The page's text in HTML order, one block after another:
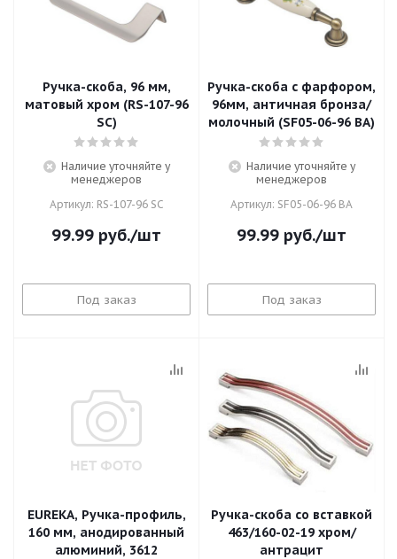
Ручка-скоба, 96 мм,
матовый хром (RS-107-96
SC)
Наличие уточняйте у
менеджеров
Артикул: RS-107-96 SC
99.99 руб./шт
Под заказ
Ручка-скоба с фарфором,
96мм, античная бронза/
молочный (SF05-06-96 BA)
Наличие уточняйте у
менеджеров
Артикул: SF05-06-96 BA
99.99 руб./шт
Под заказ
EUREKA, Ручка-профиль,
160 мм, анодированный
алюминий, 3612
Ручка-скоба со вставкой
463/160-02-19 хром/
антрацит